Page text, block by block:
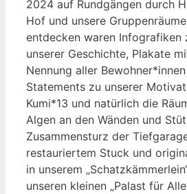
2024 auf Rundgängen durch
Hof und unsere
entdecken waren Infografiken
unserer Geschichte, Plakate
Nennung aller
Statements zu unserer
Kumi*13 und natürlich die
Algen an den Wänden und
Zusammensturz der
restauriertem Stuck und
in unserem
unseren kleinen „Palast für